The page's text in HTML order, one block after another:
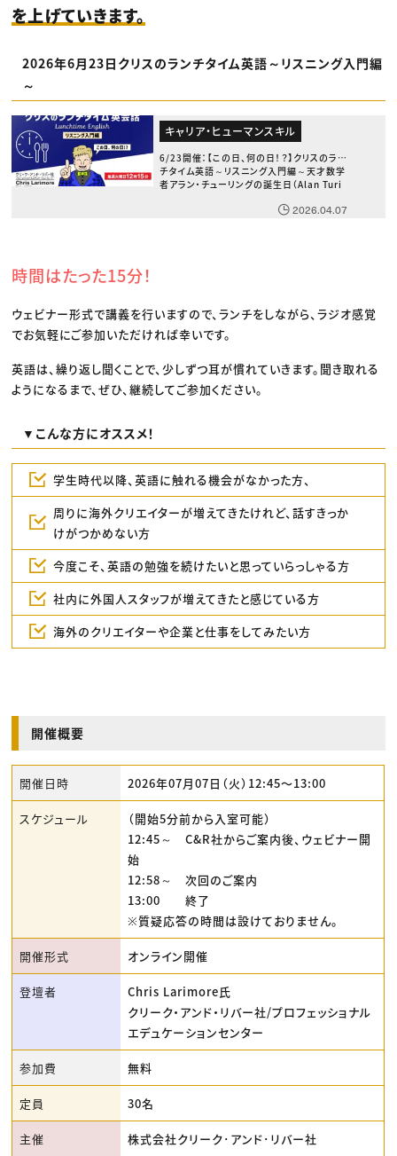
を上げていきます。
2026年6月23日クリスのランチタイム英語～リスニング入門編
～
キャリア・ヒューマンスキル
6/23開催：【この日、何の日！？】クリスのラン
チタイム英語～リスニング入門編～天才数学
者アラン・チューリングの誕生日（Alan Turi
2026.04.07
時間はたった15分！
ウェビナー形式で講義を行いますので、ランチをしながら、ラジオ感覚
でお気軽にご参加いただければ幸いです。
英語は、繰り返し聞くことで、少しずつ耳が慣れていきます。聞き取れる
ようになるまで、ぜひ、継続してご参加ください。
▼こんな方にオススメ！
学生時代以降、英語に触れる機会がなかった方、
周りに海外クリエイターが増えてきたけれど、話すきっか
けがつかめない方
今度こそ、英語の勉強を続けたいと思っていらっしゃる方
社内に外国人スタッフが増えてきたと感じている方
海外のクリエイターや企業と仕事をしてみたい方
開催概要
開催日時 2026年07月07日（火）12:45〜13:00
スケジュール
（開始5分前から入室可能）
12:45～ C&R社からご案内後、ウェビナー開
始
12:58～ 次回のご案内
13:00 終了
※質疑応答の時間は設けておりません。
開催形式 オンライン開催
登壇者
Chris Larimore氏
クリーク・アンド・リバー社/プロフェッショナル
エデュケーションセンター
参加費 無料
定員 30名
主催 株式会社クリーク･アンド･リバー社